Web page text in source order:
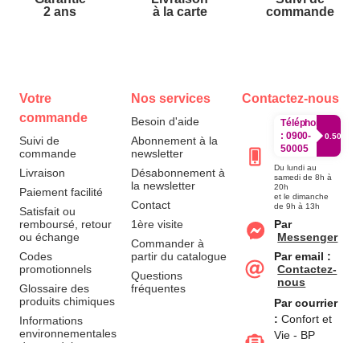
2 ans
à la carte
commande
Votre
commande
Suivi de
commande
Livraison
Paiement facilité
Satisfait ou
remboursé, retour
ou échange
Codes
promotionnels
Glossaire des
produits chimiques
Informations
environnementales
Nos services
Besoin d'aide
Abonnement à la
newsletter
Désabonnement à
la newsletter
Contact
1ère visite
Commander à
partir du catalogue
Questions
fréquentes
Contactez-nous
Téléphone
: 0900-
50005
0.50€/
Du lundi au
samedi de 8h à
20h
et le dimanche
de 9h à 13h
Par
Messenger
Par email :
Contactez-
nous
Par courrier
: Confort et
Vie - BP